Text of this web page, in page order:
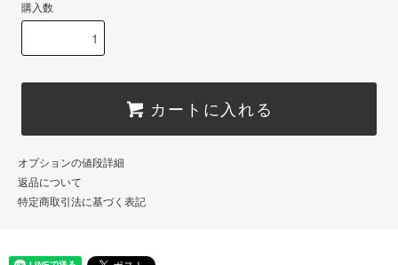
購入数
カートに入れる
オプションの値段詳細
返品について
特定商取引法に基づく表記